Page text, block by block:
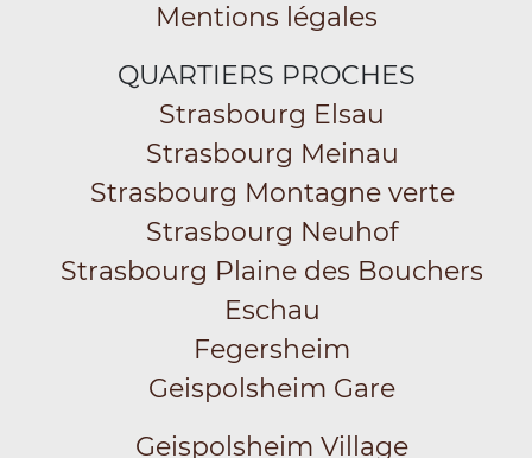
Mentions légales
QUARTIERS PROCHES
Strasbourg Elsau
Strasbourg Meinau
Strasbourg Montagne verte
Strasbourg Neuhof
Strasbourg Plaine des Bouchers
Eschau
Fegersheim
Geispolsheim Gare
Geispolsheim Village